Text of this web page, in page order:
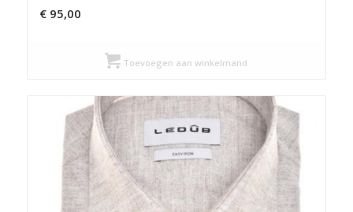
€95,00
Toevoegen aan winkelmand